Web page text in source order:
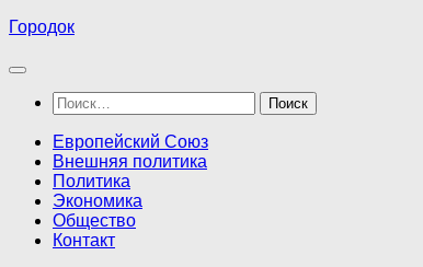
Перейти
содержимому
Городок
Найти:
Европейский Союз
Внешняя политика
Политика
Экономика
Общество
Контакт